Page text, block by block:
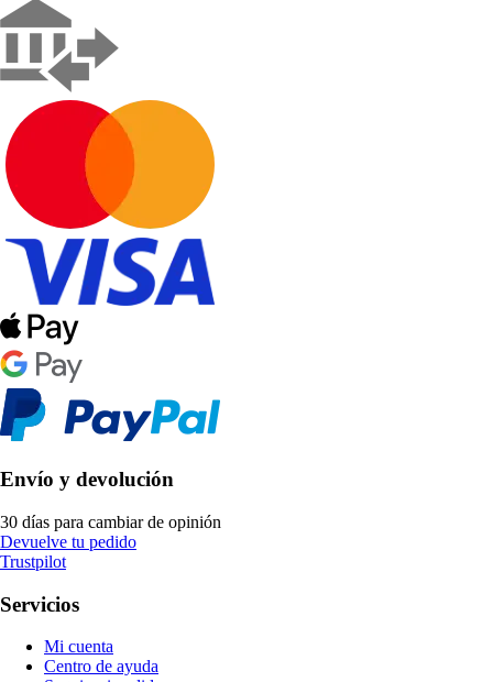
Envío y devolución
30 días para cambiar de opinión
Devuelve tu pedido
Trustpilot
Servicios
Mi cuenta
Centro de ayuda